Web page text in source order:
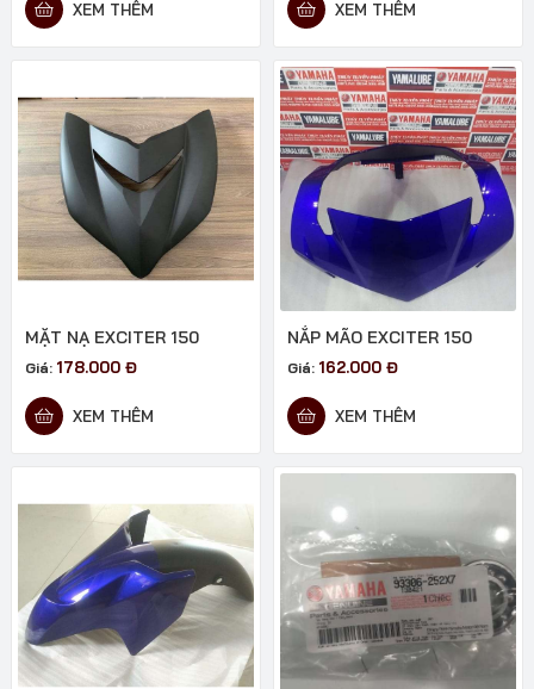
XEM THÊM XEM THÊM
MẶT NẠ EXCITER 150
Giá: 178.000 Đ
XEM THÊM
NẮP MÃO EXCITER 150
Giá: 162.000 Đ
XEM THÊM